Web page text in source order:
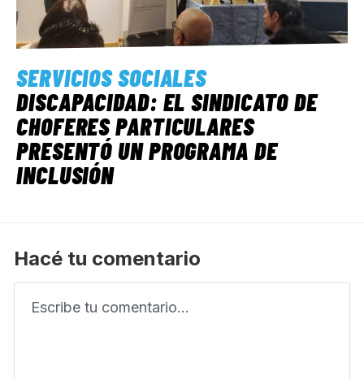
SERVICIOS SOCIALES
DISCAPACIDAD: EL SINDICATO DE
CHOFERES PARTICULARES
PRESENTÓ UN PROGRAMA DE
INCLUSIÓN
Hacé tu comentario